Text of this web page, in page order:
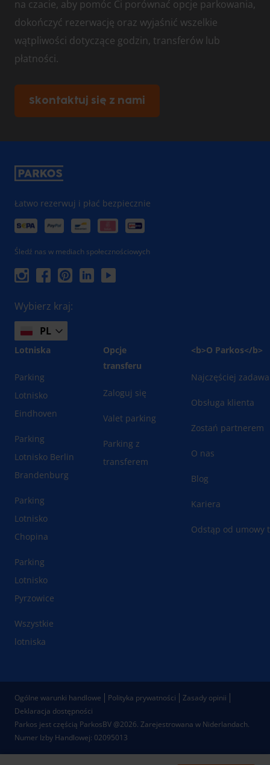
na czacie, aby pomóc Ci porównać opcje parkowania,
dokończyć rezerwację oraz wyjaśnić wszelkie
wątpliwości dotyczące godzin, transferów lub
płatności.
Skontaktuj się z nami
Łatwo rezerwuj i płać bezpiecznie
Śledź nas w mediach społecznościowych
Wybierz kraj:
PL
Lotniska
Parking
Lotnisko
Eindhoven
Parking
Lotnisko Berlin
Brandenburg
Parking
Lotnisko
Chopina
Parking
Lotnisko
Pyrzowice
Wszystkie
lotniska
Opcje
transferu
Zaloguj się
Valet parking
Parking z
transferem
<b>O Parkos</b>
Najczęściej
Obsługa klienta
Zostań partnerem
O nas
Blog
Kariera
Odstąp od umowy
Parkos jest częścią ParkosBV @2026. Zarejestrowana w Niderlandach.
Numer Izby Handlowej: 02095013
Ogólne warunki handlowe Polityka prywatności
Zasady opinii
Deklaracja dostępności